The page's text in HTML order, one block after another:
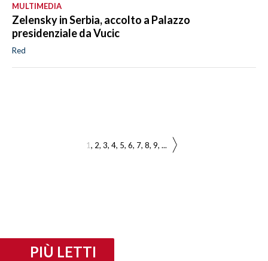
MULTIMEDIA
Zelensky in Serbia, accolto a Palazzo
presidenziale da Vucic
Red
1 2 3 4 5 6 7 8 9 ...
PIÙ LETTI